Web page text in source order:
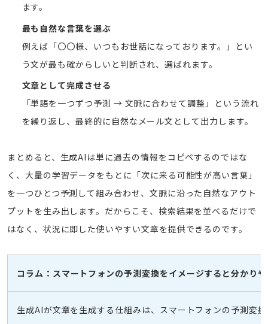
ます。
最も自然な言葉を選ぶ
例えば「〇〇様、いつもお世話になっております。」とい
う文が最も確からしいと判断され、選ばれます。
文章として完成させる
「単語を一つずつ予測 → 文脈に合わせて調整」という流れ
を繰り返し、最終的に自然なメール文として出力します。
まとめると、生成AIは単に過去の情報をコピペするのではな
く、大量の学習データをもとに「次に来る可能性が高い言葉」
を一つひとつ予測して組み合わせ、文脈に沿った自然なアウト
プットを生み出します。だからこそ、検索結果を並べるだけで
はなく、状況に即した使いやすい文章を提供できるのです。
コラム：スマートフォンの予測変換をイメージすると分かり
生成AIが文章を生成する仕組みは、スマートフォンの予測変